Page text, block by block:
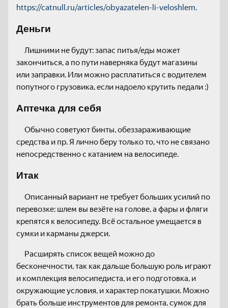
https://catnull.ru/articles/obyazatelen-li-veloshlem.
Деньги
Лишними не будут: запас питья/еды может
закончиться, а по пути наверняка будут магазины
или заправки. Или можно расплатиться с водителем
попутного грузовика, если надоело крутить педали :)
Аптечка для себя
Обычно советуют бинты, обеззараживающие
средства и пр. Я лично беру только то, что не связано
непосредственно с катанием на велосипеде.
Итак
Описанный вариант не требует больших усилий по
перевозке: шлем вы везёте на голове, а фары и фляги
крепятся к велосипеду. Всё остальное умещается в
сумки и карманы джерси.
Расширять список вещей можно до
бесконечности, так как дальше большую роль играют
и комплекция велосипедиста, и его подготовка, и
окружающие условия, и характер покатушки. Можно
брать больше инструментов для ремонта, сумок для